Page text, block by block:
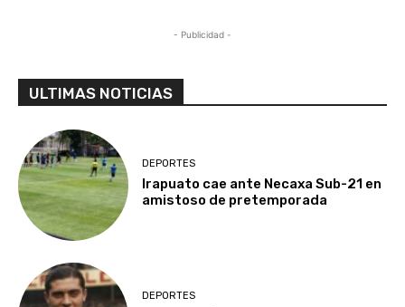
- Publicidad -
ULTIMAS NOTICIAS
DEPORTES
Irapuato cae ante Necaxa Sub-21 en
amistoso de pretemporada
DEPORTES